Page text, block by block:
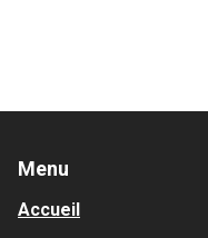
Menu
Accueil